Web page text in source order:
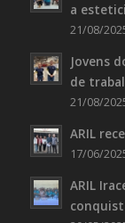
a
21/08/
Jovens
de
21/08/
ARIL
17/06/
ARIL